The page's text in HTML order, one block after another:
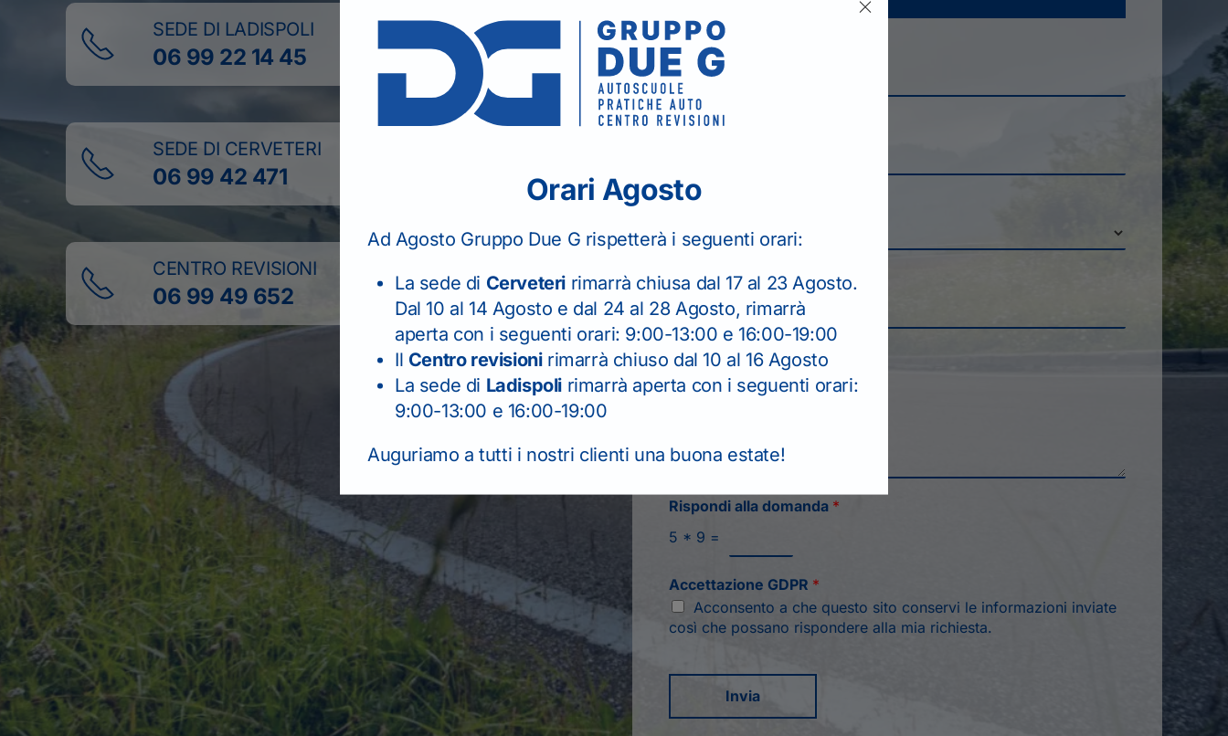
SEDE DI LADISPOLI
06 99 22 14 45
SEDE DI CERVETERI
06 99 42 471
CENTRO REVISIONI
06 99 49 652
Nome*
Email*
Seleziona la sede
Telefono
Messaggio*
Rispondi alla domanda *
5 * 9 =
Accettazione GDPR *
Acconsento a che questo sito conservi le informazioni inviate
così che possano rispondere alla mia richiesta.
Invia
Orari Agosto
Ad Agosto Gruppo Due G rispetterà i seguenti orari:
La sede di Cerveteri rimarrà chiusa dal 17 al 23 Agosto.
Dal 10 al 14 Agosto e dal 24 al 28 Agosto, rimarrà
aperta con i seguenti orari: 9:00-13:00 e 16:00-19:00
Il Centro revisionirimarrà chiuso dal 10 al 16 Agosto
La sede di Ladispoli rimarrà aperta con i seguenti orari:
9:00-13:00 e 16:00-19:00
Auguriamo a tutti i nostri clienti una buona estate!